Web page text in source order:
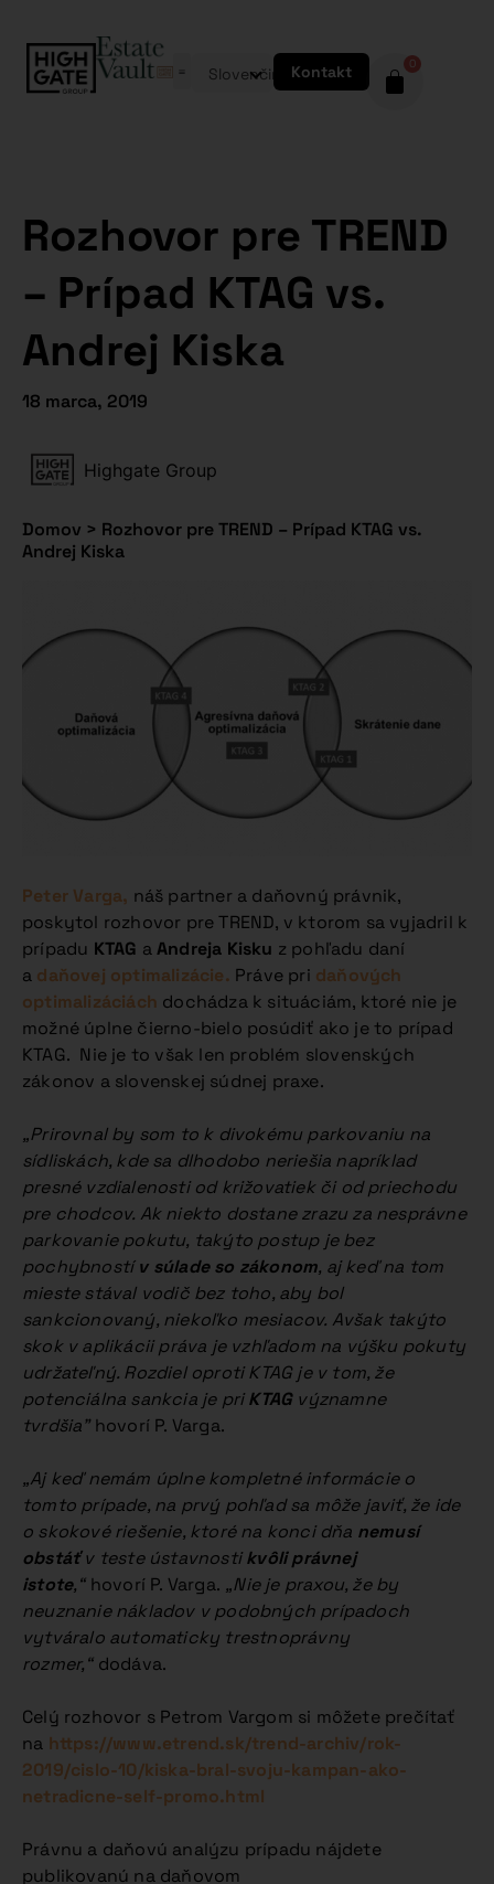
Slovenčina Kontakt 0
Rozhovor pre TREND
– Prípad KTAG vs.
Andrej Kiska
18 marca, 2019
Highgate Group
Domov > Rozhovor pre TREND – Prípad KTAG vs.
Andrej Kiska
Peter Varga, náš partner a daňovný právnik,
poskytol rozhovor pre TREND, v ktorom sa vyjadril k
prípadu KTAG aAndreja Kisku z pohľadu daní
a daňovej optimalizácie. Práve pri daňových
optimalizáciách dochádza k situáciám, ktoré nie je
možné úplne čierno-bielo posúdiť ako je to prípad
KTAG. Nie je to však len problém slovenských
zákonov a slovenskej súdnej praxe.
„Prirovnal by som to k divokému parkovaniu na
sídliskách, kde sa dlhodobo neriešia napríklad
presné vzdialenosti od križovatiek či od priechodu
pre chodcov. Ak niekto dostane zrazu za nesprávne
parkovanie pokutu, takýto postup je bez
pochybnostív súlade so zákonom, aj keď na tom
mieste stával vodič bez toho, aby bol
sankcionovaný, niekoľko mesiacov. Avšak takýto
skok v aplikácii práva je vzhľadom na výšku pokuty
udržateľný. Rozdiel oproti KTAG je v tom, že
potenciálna sankcia je priKTAGvýznamne
tvrdšia” hovorí P. Varga.
„Aj keď nemám úplne kompletné informácie o
tomto prípade, na prvý pohľad sa môže javiť, že ide
o skokové riešenie, ktoré na konci dňa nemusí
obstáťv teste ústavnostikvôli právnej
istote,“ hovorí P. Varga. „Nie je praxou, že by
neuznanie nákladov v podobných prípadoch
vytváralo automaticky trestnoprávny
rozmer,“dodáva.
Celý rozhovor s Petrom Vargom si môžete prečítať
na https://www.etrend.sk/trend-archiv/rok-
2019/cislo-10/kiska-bral-svoju-kampan-ako-
netradicne-self-promo.html
Právnu a daňovú analýzu prípadu nájdete
publikovanú na daňovom